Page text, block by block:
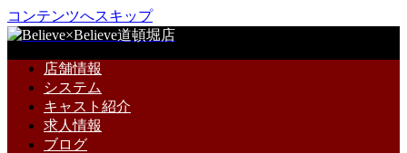
コンテンツへスキップ
店舗情報
システム
キャスト紹介
求人情報
ブログ